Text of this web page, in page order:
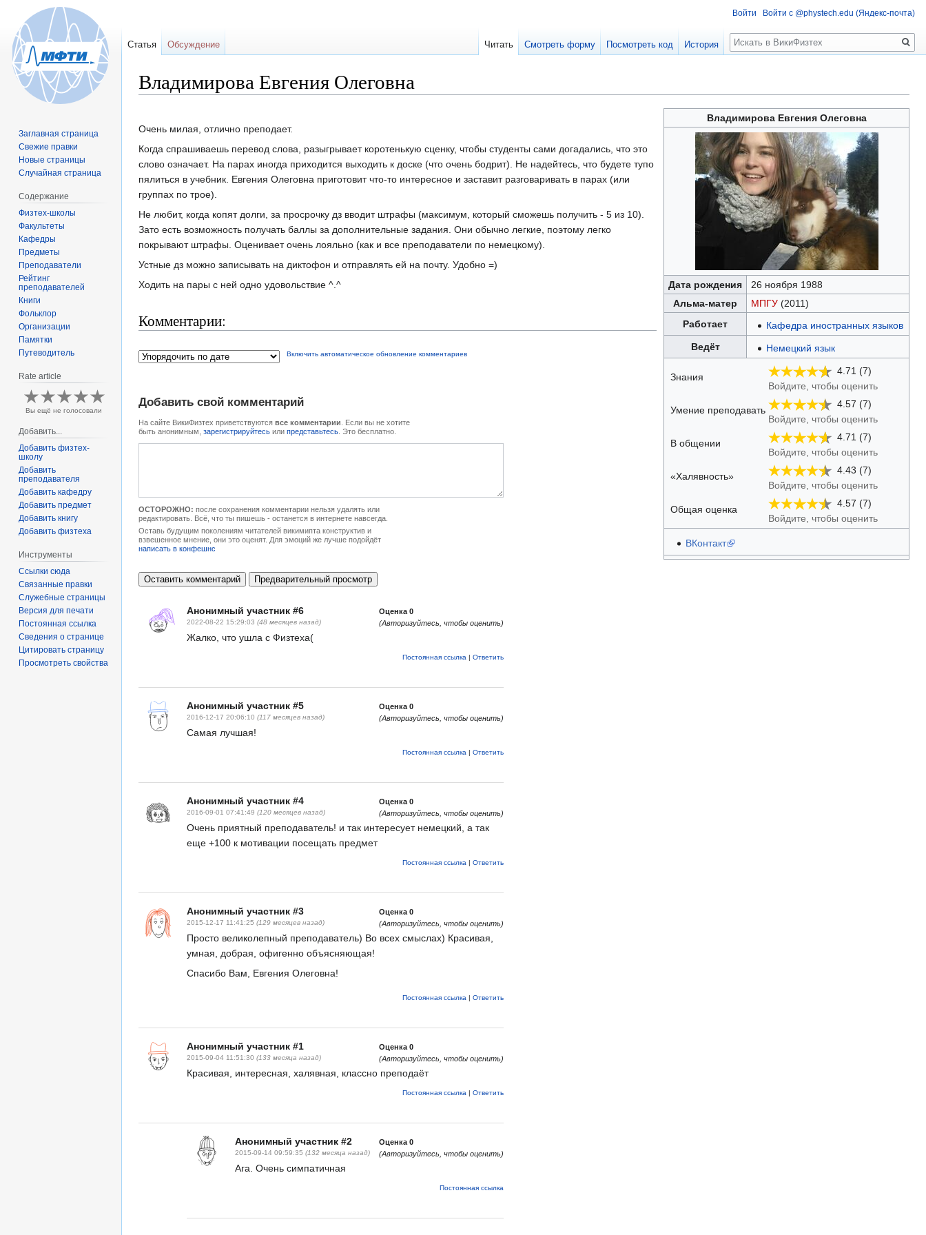
Владимирова Евгения Олеговна
Перейти
навигации
Перейти
поиску
Владимирова Евгения Олеговна
Дата рождения
26 ноября 1988
Альма-матер
МПГУ(2011)
Работает
Кафедра иностранных языков
Ведёт
Немецкий язык
Знания
4.71 (7)
Войдите, чтобы оценить
Умение преподавать
4.57 (7)
Войдите, чтобы оценить
В общении
4.71 (7)
Войдите, чтобы оценить
«Халявность»
4.43 (7)
Войдите, чтобы оценить
Общая оценка
4.57 (7)
Войдите, чтобы оценить
ВКонтакт
Очень милая, отлично преподает.
Когда спрашиваешь перевод слова, разыгрывает коротенькую сценку, чтобы студенты сами догадались, что это
слово означает. На парах иногда приходится выходить к доске (что очень бодрит). Не надейтесь, что будете тупо
пялиться в учебник. Евгения Олеговна приготовит что-то интересное и заставит разговаривать в парах (или
группах по трое).
Не любит, когда копят долги, за просрочку дз вводит штрафы (максимум, который сможешь получить - 5 из 10).
Зато есть возможность получать баллы за дополнительные задания. Они обычно легкие, поэтому легко
покрывают штрафы. Оценивает очень лояльно (как и все преподаватели по немецкому).
Устные дз можно записывать на диктофон и отправлять ей на почту. Удобно =)
Ходить на пары с ней одно удовольствие ^.^
Комментарии:
Включить автоматическое обновление комментариев
Добавить свой комментарий
На сайте ВикиФизтех приветствуются все комментарии . Если вы не хотите
быть анонимным, зарегистрируйтесь или представьтесь . Это бесплатно.
ОСТОРОЖНО: после сохранения комментарии нельзя удалять или
редактировать. Всё, что ты пишешь - останется в интернете навсегда.
Оставь будущим поколениям читателей викимипта конструктив и
взвешенное мнение, они это оценят. Для эмоций же лучше подойдёт
написать в конфешнс
Анонимный участник #6
2022-08-22 15:29:03 (48 месяцев назад)
Оценка 0
(Авторизуйтесь, чтобы оценить)
Жалко, что ушла с Физтеха(
Постоянная ссылка | Ответить
Анонимный участник #5
2016-12-17 20:06:10 (117 месяцев назад)
Оценка 0
(Авторизуйтесь, чтобы оценить)
Самая лучшая!
Постоянная ссылка | Ответить
Анонимный участник #4
2016-09-01 07:41:49 (120 месяцев назад)
Оценка 0
(Авторизуйтесь, чтобы оценить)
Очень приятный преподаватель! и так интересует немецкий, а так
еще +100 к мотивации посещать предмет
Постоянная ссылка | Ответить
Анонимный участник #3
2015-12-17 11:41:25 (129 месяцев назад)
Оценка 0
(Авторизуйтесь, чтобы оценить)
Просто великолепный преподаватель) Во всех смыслах) Красивая,
умная, добрая, офигенно объясняющая!
Спасибо Вам, Евгения Олеговна!
Постоянная ссылка | Ответить
Анонимный участник #1
2015-09-04 11:51:30 (133 месяца назад)
Оценка 0
(Авторизуйтесь, чтобы оценить)
Красивая, интересная, халявная, классно преподаёт
Постоянная ссылка | Ответить
Анонимный участник #2
2015-09-14 09:59:35 (132 месяца назад)
Оценка 0
(Авторизуйтесь, чтобы оценить)
Ага. Очень симпатичная
Постоянная ссылка
Войти Войти с @phystech.edu (Яндекс-почта)
Статья Обсуждение Читать Смотреть форму Посмотреть код История
Поиск
Заглавная страница
Свежие правки
Новые страницы
Случайная страница
Содержание
Физтех-школы
Факультеты
Кафедры
Предметы
Преподаватели
Рейтинг
преподавателей
Книги
Фольклор
Организации
Памятки
Путеводитель
Rate article
Вы ещё не голосовали
Добавить...
Добавить физтех-
школу
Добавить
преподавателя
Добавить кафедру
Добавить предмет
Добавить книгу
Добавить физтеха
Инструменты
Ссылки сюда
Связанные правки
Служебные страницы
Версия для печати
Постоянная ссылка
Сведения о странице
Цитировать страницу
Просмотреть свойства